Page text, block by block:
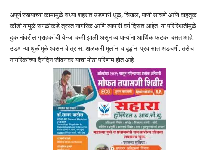
अपूर्ण रस्त्याच्या कामामुळे सध्या शहरात उडणारी धूळ, चिखल, पाणी साचणे आणि वाहतूक
कोंडी यामुळे सगळीकडे त्रस्त नागरिक आणि व्यापारी वर्ग दिसत आहेत. या परिस्थितीमुळे
दुकानांवरील ग्राहकांची ये-जा कमी झाली असून व्यापाऱ्यांना आर्थिक फटका बसत आहे.
उडणाऱ्या धुळीमुळे श्वसनाचे त्रास, शाळकरी मुलांना व वृद्धांना प्रवासात अडचणी, तसेच
नागरिकांच्या दैनंदिन जीवनावर याचा मोठा परिणाम होत आहे.